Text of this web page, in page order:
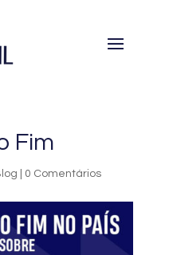
Fim
0 Comentários